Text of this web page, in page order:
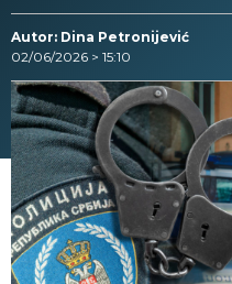
Autor: Dina Petronijević
02/06/2026 > 15:10